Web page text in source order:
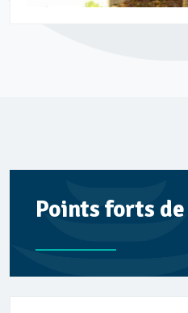
Points forts